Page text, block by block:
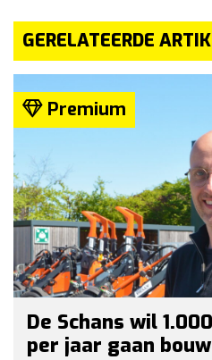
GERELATEERDE
Premium
De Schans wil
per jaar gaan